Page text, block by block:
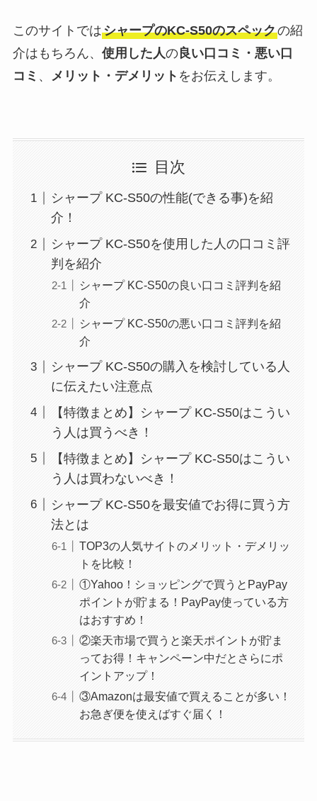
このサイトではシャープのKC-S50のスペックの紹
介はもちろん、 使用した人の良い口コミ・悪い口
コミ 、 メリット・デメリット をお伝えします。
目次
シャープ KC-S50の性能(できる事)を紹
介！
シャープ KC-S50を使用した人の口コミ評
判を紹介
シャープ KC-S50の良い口コミ評判を紹
介
シャープ KC-S50の悪い口コミ評判を紹
介
シャープ KC-S50の購入を検討している人
に伝えたい注意点
【特徴まとめ】シャープ KC-S50はこうい
う人は買うべき！
【特徴まとめ】シャープ KC-S50はこうい
う人は買わないべき！
シャープ KC-S50を最安値でお得に買う方
法とは
TOP3の人気サイトのメリット・デメリッ
トを比較！
①Yahoo！ショッピングで買うとPayPay
ポイントが貯まる！PayPay使っている方
はおすすめ！
②楽天市場で買うと楽天ポイントが貯ま
ってお得！キャンペーン中だとさらにポ
イントアップ！
③Amazonは最安値で買えることが多い！
お急ぎ便を使えばすぐ届く！